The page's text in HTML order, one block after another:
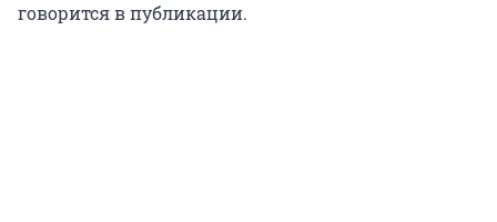
говорится в публикации.